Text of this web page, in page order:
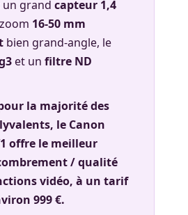
un grand capteur 1,4
16-50 mm
bien grand-angle, le
et un filtre ND
la majorité des
le Canon
offre le meilleur
/ qualité
vidéo, à un tarif
999 €.